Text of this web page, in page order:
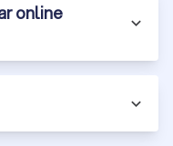
online